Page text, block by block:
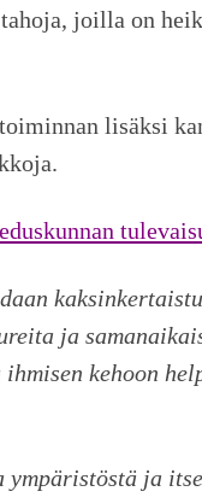
joilla on
lisäksi
eduskunnan
ja
kehoon
ympäristöstä ja